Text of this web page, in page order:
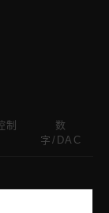
制
数
字/DAC